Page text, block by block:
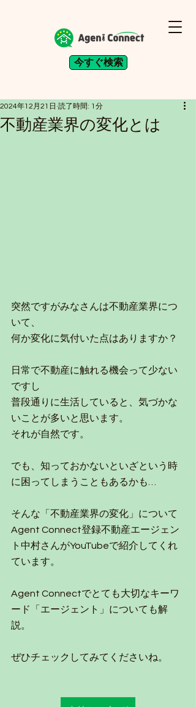
今すぐ検索
不動産業界の変化とは
2024年12月21日 読了時間: 1分
突然ですがみなさんは不動産業界につ
いて、
何か変化に気付いた点はありますか？
日常で不動産に触れる機会って少ない
ですし
普段通りに生活していると、気づかな
いことが多いと思います。
それが自然です。
でも、知っておかないといざという時
に困ってしまうこともあるかも…
そんな「不動産業界の変化」について
Agent Connect登録不動産エージェン
ト中村さんがYouTubeで紹介してくれ
ています。
Agent Connectでとても大切なキーワ
ード「エージェント」についても解
説。
ぜひチェックしてみてくださいね。